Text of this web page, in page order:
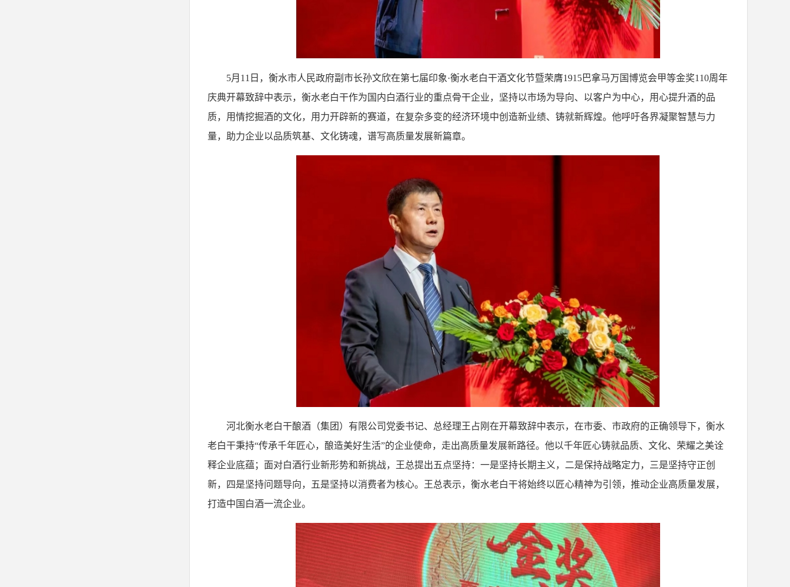
5月11日，衡水市人民政府副市长孙文欣在第七届印象·衡水老白干酒文化节暨荣膺1915巴拿马万国博览会甲等金奖110周年
庆典开幕致辞中表示，衡水老白干作为国内白酒行业的重点骨干企业，坚持以市场为导向、以客户为中心，用心提升酒的品
质，用情挖掘酒的文化，用力开辟新的赛道，在复杂多变的经济环境中创造新业绩、铸就新辉煌。他呼吁各界凝聚智慧与力
量，助力企业以品质筑基、文化铸魂，谱写高质量发展新篇章。
河北衡水老白干酿酒（集团）有限公司党委书记、总经理王占刚在开幕致辞中表示，在市委、市政府的正确领导下，衡水
老白干秉持“传承千年匠心，酿造美好生活”的企业使命，走出高质量发展新路径。他以千年匠心铸就品质、文化、荣耀之美诠
释企业底蕴；面对白酒行业新形势和新挑战，王总提出五点坚持：一是坚持长期主义，二是保持战略定力，三是坚持守正创
新，四是坚持问题导向，五是坚持以消费者为核心。王总表示，衡水老白干将始终以匠心精神为引领，推动企业高质量发展，
打造中国白酒一流企业。